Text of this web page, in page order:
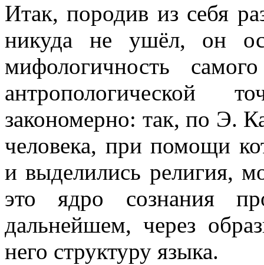
Итак, породив из себя
никуда не ушёл,
он
мифологичность
антропологической
закономерно: так, по Э.
человека, при помощи
и выделились религия,
это ядро сознания
дальнейшем, через
него структуру языка.